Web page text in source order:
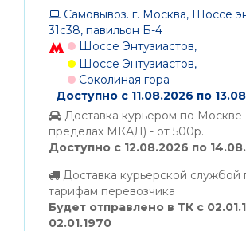
Самовывоз. г. Москва, Шоссе
31с38, павильон Б-4
Шоссе Энтузиастов,
Шоссе Энтузиастов,
Соколиная гора
- Доступно с 11.08.2026 по
Доставка курьером по Москве
пределах МКАД) - от 500р.
Доступно с 12.08.2026 по
Доставка курьерской
тарифам перевозчика
Будет отправлено в ТК с
02.01.1970